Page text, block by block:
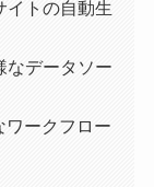
イトの自動生
なデータソー
ワークフロー